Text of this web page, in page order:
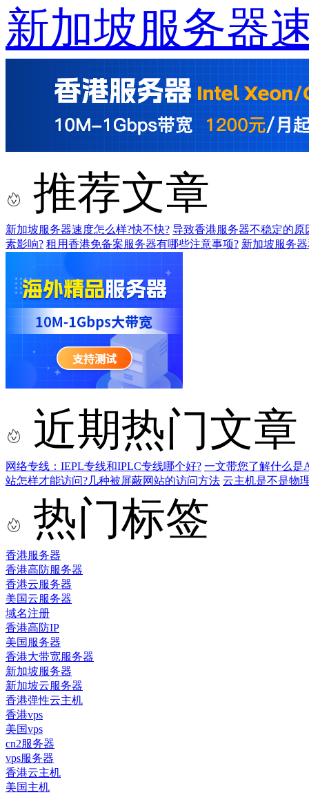
新加坡服务器
推荐文章
新加坡服务器速度怎么样?快不快? 导致香港服务器不稳定的原
素影响? 租用香港免备案服务器有哪些注意事项? 新加坡服务
近期热门文章
网络专线：IEPL专线和IPLC专线哪个好? 一文带您了解什么是
站怎样才能访问?几种被屏蔽网站的访问方法 云主机是不是物
热门标签
香港服务器
香港高防服务器
香港云服务器
美国云服务器
域名注册
香港高防IP
美国服务器
香港大带宽服务器
新加坡服务器
新加坡云服务器
香港弹性云主机
香港vps
美国vps
cn2服务器
vps服务器
香港云主机
美国主机